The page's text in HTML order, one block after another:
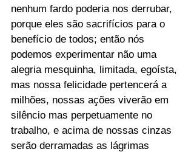
nenhum fardo poderia nos derrubar,
porque eles são sacrifícios para o
benefício de todos; então nós
podemos experimentar não uma
alegria mesquinha, limitada, egoísta,
mas nossa felicidade pertencerá a
milhões, nossas ações viverão em
silêncio mas perpetuamente no
trabalho, e acima de nossas cinzas
serão derramadas as lágrimas